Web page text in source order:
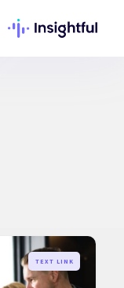
TEXT LINK